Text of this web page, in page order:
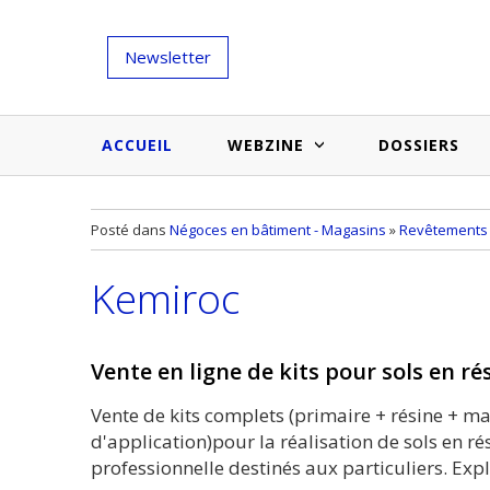
Newsletter
ACCUEIL WEBZINE
Salons et évènementiels
Médias du bâtiment
Etudes et enquêtes
DOSSIERS
Annuaire
Actualités des membres
Posté dans Négoces en bâtiment - Magasins »
Kemiroc
Vente en ligne de kits pour sols en
Vente de kits complets (primaire + résine +
d'application)pour la réalisation de sols en
professionnelle destinés aux particuliers.